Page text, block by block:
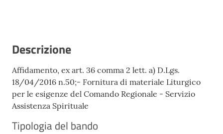
Descrizione
Affidamento, ex art. 36 comma 2 lett. a) D.Lgs.
18/04/2016 n.50;- Fornitura di materiale Liturgico
per le esigenze del Comando Regionale - Servizio
Assistenza Spirituale
Tipologia del bando